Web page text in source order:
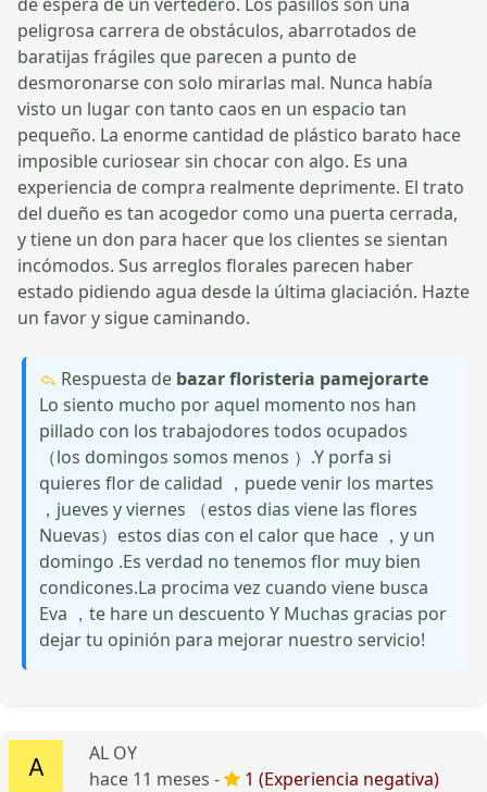
peligrosa carrera de obstáculos, abarrotados de
baratijas frágiles que parecen a punto de
desmoronarse con solo mirarlas mal. Nunca había
visto un lugar con tanto caos en un espacio tan
pequeño. La enorme cantidad de plástico barato hace
imposible curiosear sin chocar con algo. Es una
experiencia de compra realmente deprimente. El trato
del dueño es tan acogedor como una puerta cerrada,
y tiene un don para hacer que los clientes se sientan
incómodos. Sus arreglos florales parecen haber
estado pidiendo agua desde la última glaciación. Hazte
un favor y sigue caminando.
Respuesta de bazar floristeria pamejorarte
Lo siento mucho por aquel momento nos han
pillado con los trabajodores todos ocupados
（los domingos somos menos ）.Y porfa si
quieres flor de calidad ，puede venir los martes
，jueves y viernes （estos dias viene las flores
Nuevas）estos dias con el calor que hace ，y un
domingo .Es verdad no tenemos flor muy bien
condicones.La procima vez cuando viene busca
Eva ，te hare un descuento Y Muchas gracias por
dejar tu opinión para mejorar nuestro servicio!
AL OY
hace 11 meses -
1 (Experiencia negativa)